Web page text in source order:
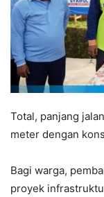
Total, panjang
meter dengan
Bagi warga,
proyek